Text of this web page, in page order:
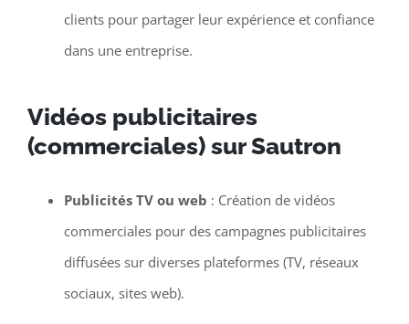
clients pour partager leur expérience et confiance
dans une entreprise.
Vidéos publicitaires
(commerciales) sur Sautron
Publicités TV ou web : Création de vidéos
commerciales pour des campagnes publicitaires
diffusées sur diverses plateformes (TV, réseaux
sociaux, sites web).